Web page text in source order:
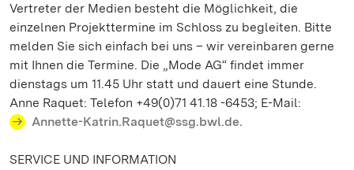
Vertreter der Medien besteht die Möglichkeit, die
einzelnen Projekttermine im Schloss zu begleiten. Bitte
melden Sie sich einfach bei uns – wir vereinbaren gerne
mit Ihnen die Termine. Die „Mode AG“ findet immer
dienstags um 11.45 Uhr statt und dauert eine Stunde.
Anne Raquet: Telefon +49(0)71 41.18 -6453; E-Mail:
Annette-Katrin.Raquet@ssg.bwl.de.
SERVICE UND INFORMATION